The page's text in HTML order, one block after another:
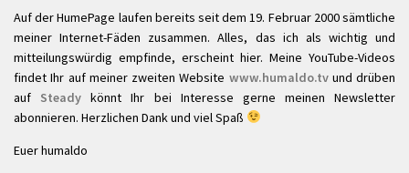
Auf der HumePage laufen bereits seit dem 19. Februar 2000 sämtliche
meiner Internet-Fäden zusammen. Alles, das ich als wichtig und
mitteilungswürdig empfinde, erscheint hier. Meine YouTube-Videos
findet Ihr auf meiner zweiten Website www.humaldo.tvund drüben
auf Steady könnt Ihr bei Interesse gerne meinen Newsletter
abonnieren. Herzlichen Dank und viel Spaß
Euer humaldo